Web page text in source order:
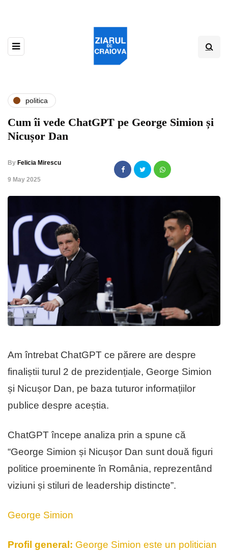
politica
Cum îi vede ChatGPT pe George Simion și
Nicușor Dan
By Felicia Mirescu
,9 May 2025
Am întrebat ChatGPT ce părere are despre
finaliștii turul 2 de prezidențiale, George Simion
și Nicușor Dan, pe baza tuturor informațiilor
publice despre aceștia.
ChatGPT începe analiza prin a spune că
“George Simion și Nicușor Dan sunt două figuri
politice proeminente în România, reprezentând
viziuni și stiluri de leadership distincte”.
George Simion
Profil general: George Simion este un politician